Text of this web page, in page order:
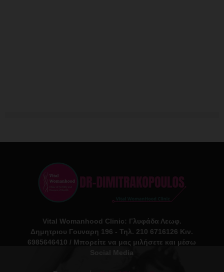
Vital Womanhood Clinic: Γλυφάδα Λεωφ.
Δημητριου Γουναρη 196 - Τηλ. 210 6716126 Κιν.
6985646410 / Μπορείτε να μας μιλήσετε και μέσω
Social Media